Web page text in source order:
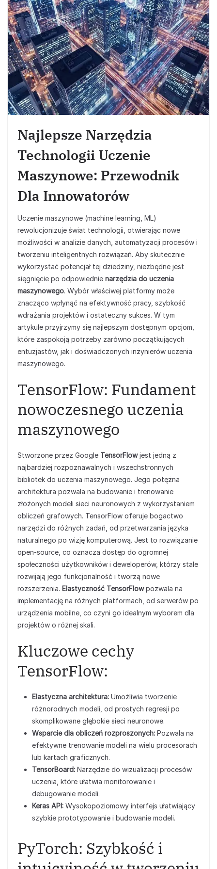
Najlepsze Narzędzia
Technologii Uczenie
Maszynowe: Przewodnik
Dla Innowatorów
Uczenie maszynowe (machine learning, ML)
rewolucjonizuje świat technologii, otwierając nowe
możliwości w analizie danych, automatyzacji procesów i
tworzeniu inteligentnych rozwiązań. Aby skutecznie
wykorzystać potencjał tej dziedziny, niezbędne jest
sięgnięcie po odpowiednie narzędzia do uczenia
maszynowego. Wybór właściwej platformy może
znacząco wpłynąć na efektywność pracy, szybkość
wdrażania projektów i ostateczny sukces. W tym
artykule przyjrzymy się najlepszym dostępnym opcjom,
które zaspokoją potrzeby zarówno początkujących
entuzjastów, jak i doświadczonych inżynierów uczenia
maszynowego.
TensorFlow: Fundament
nowoczesnego uczenia
maszynowego
Stworzone przez Google TensorFlowjest jedną z
najbardziej rozpoznawalnych i wszechstronnych
bibliotek do uczenia maszynowego. Jego potężna
architektura pozwala na budowanie i trenowanie
złożonych modeli sieci neuronowych z wykorzystaniem
obliczeń grafowych. TensorFlow oferuje bogactwo
narzędzi do różnych zadań, od przetwarzania języka
naturalnego po wizję komputerową. Jest to rozwiązanie
open-source, co oznacza dostęp do ogromnej
społeczności użytkowników i deweloperów, którzy stale
rozwijają jego funkcjonalność i tworzą nowe
rozszerzenia. Elastyczność TensorFlowpozwala na
implementację na różnych platformach, od serwerów po
urządzenia mobilne, co czyni go idealnym wyborem dla
projektów o różnej skali.
Kluczowe cechy
TensorFlow:
Elastyczna architektura: Umożliwia tworzenie
różnorodnych modeli, od prostych regresji po
skomplikowane głębokie sieci neuronowe.
Wsparcie dla obliczeń rozproszonych: Pozwala na
efektywne trenowanie modeli na wielu procesorach
lub kartach graficznych.
TensorBoard: Narzędzie do wizualizacji procesów
uczenia, które ułatwia monitorowanie i
debugowanie modeli.
Keras API: Wysokopoziomowy interfejs ułatwiający
szybkie prototypowanie i budowanie modeli.
PyTorch: Szybkość i